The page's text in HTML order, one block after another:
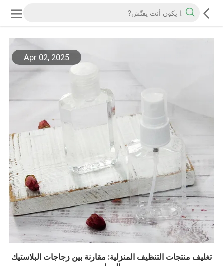
Apr 02, 2025
تغليف منتجات التنظيف المنزلية: مقارنة بين زجاجات البلاستيك